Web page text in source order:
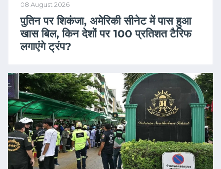
08 August 2026
पुतिन पर शिकंजा, अमेरिकी सीनेट में पास हुआ
खास बिल, किन देशों पर 100 प्रतिशत टैरिफ
लगाएंगे ट्रंप?